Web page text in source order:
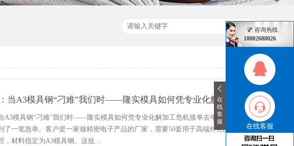
客户案例：当A3模具钢“刁难”我们时——隆实模具如何凭专业化解加工危机
A3模具钢“刁难”我们时——隆实模具如何凭专业化解加工危机接单去年年
了一笔急单。客户是一家做精密电子产品的厂家，需要50套用于高端外壳的
，材料指定为A3模具钢。这批…
在
线
客
服
咨询热线
18002688026
在线客服